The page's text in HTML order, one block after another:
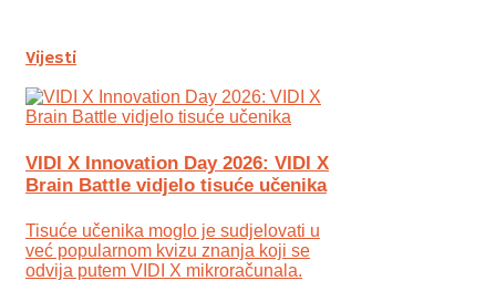
Vijesti
VIDI X Innovation Day 2026: VIDI X
Brain Battle vidjelo tisuće učenika
Tisuće učenika moglo je sudjelovati u
već popularnom kvizu znanja koji se
odvija putem VIDI X mikroračunala.